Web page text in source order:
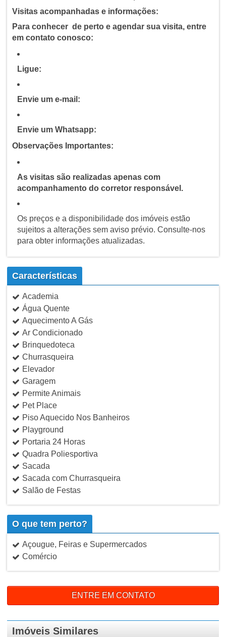
Visitas acompanhadas e informações:
Para conhecer de perto e agendar sua visita, entre
em contato conosco:
Ligue:
Envie um e-mail:
Envie um Whatsapp:
Observações Importantes:
As visitas são realizadas apenas com
acompanhamento do corretor responsável.
Os preços e a disponibilidade dos imóveis estão
sujeitos a alterações sem aviso prévio. Consulte-nos
para obter informações atualizadas.
Características
Academia
Água Quente
Aquecimento A Gás
Ar Condicionado
Brinquedoteca
Churrasqueira
Elevador
Garagem
Permite Animais
Pet Place
Piso Aquecido Nos Banheiros
Playground
Portaria 24 Horas
Quadra Poliesportiva
Sacada
Sacada com Churrasqueira
Salão de Festas
O que tem perto?
Açougue, Feiras e Supermercados
Comércio
ENTRE EM CONTATO
Imóveis Similares